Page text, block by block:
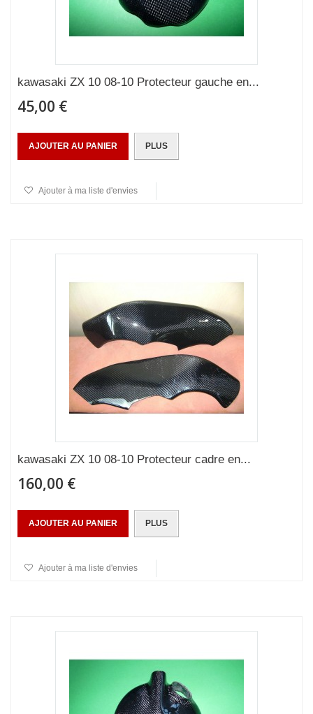
kawasaki ZX 10 08-10 Protecteur gauche en...
45,00 €
AJOUTER AU PANIER PLUS
Ajouter à ma liste d'envies
kawasaki ZX 10 08-10 Protecteur cadre en...
160,00 €
AJOUTER AU PANIER PLUS
Ajouter à ma liste d'envies